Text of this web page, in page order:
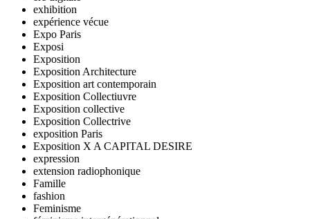
exhibition
expérience vécue
Expo Paris
Exposi
Exposition
Exposition Architecture
Exposition art contemporain
Exposition Collectiuvre
Exposition collective
Exposition Collectrive
exposition Paris
Exposition X A CAPITAL DESIRE
expression
extension radiophonique
Famille
fashion
Feminisme